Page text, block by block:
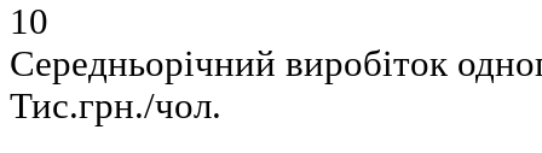
10
Середньорічний виробіток
Тис.грн./чол.